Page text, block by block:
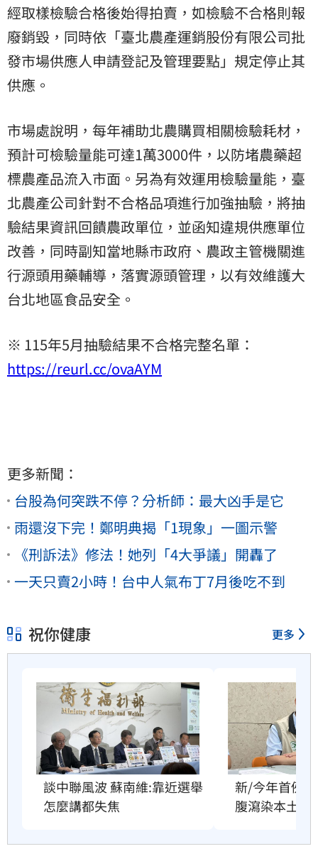
經取樣檢驗合格後始得拍賣，如檢驗不合格則報
廢銷毀，同時依「臺北農產運銷股份有限公司批
發市場供應人申請登記及管理要點」規定停止其
供應。
市場處說明，每年補助北農購買相關檢驗耗材，
預計可檢驗量能可達1萬3000件，以防堵農藥超
標農產品流入市面。另為有效運用檢驗量能，臺
北農產公司針對不合格品項進行加強抽驗，將抽
驗結果資訊回饋農政單位，並函知違規供應單位
改善，同時副知當地縣市政府、農政主管機關進
行源頭用藥輔導，落實源頭管理，以有效維護大
台北地區食品安全。
※ 115年5月抽驗結果不合格完整名單：
https://reurl.cc/ovaAYM
更多新聞：
台股為何突跌不停？分析師：最大凶手是它
雨還沒下完！鄭明典揭「1現象」一圖示警
《刑訴法》修法！她列「4大爭議」開轟了
一天只賣2小時！台中人氣布丁7月後吃不到
祝你健康 更多
談中聯風波 蘇南維:靠近選舉
怎麼講都失焦
新/今年首例
腹瀉染本土傷